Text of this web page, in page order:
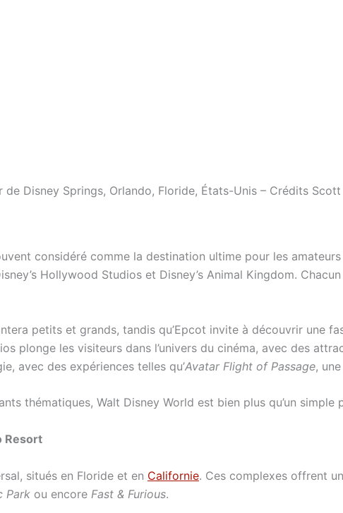
de Disney Springs, Orlando, Floride, États-Unis – Crédits Scott
considéré comme la destination ultime pour les
Hollywood Studios et Disney’s Animal Kingdom.
petits et grands, tandis qu’Epcot invite à découvrir une
plonge les visiteurs dans l’univers du cinéma, avec des
avec des expériences telles qu’Avatar Flight of Passage,
thématiques, Walt Disney World est bien plus qu’un simple
Resort
situés en Floride et en Californie. Ces complexes offrent
Park ou encore Fast & Furious.